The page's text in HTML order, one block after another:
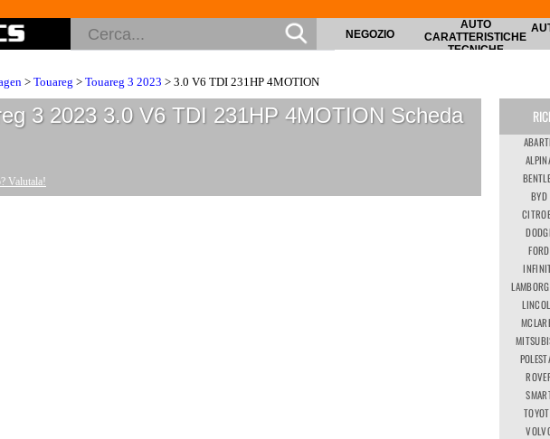
NEGOZIO
AUTO
CARATTERISTICHE
TECNICHE
> Touareg > Touareg 3 2023 > 3.0 V6 TDI 231HP 4MOTION
3 2023 3.0 V6 TDI 231HP 4MOTION Scheda
Valutala!
BYD
FORD